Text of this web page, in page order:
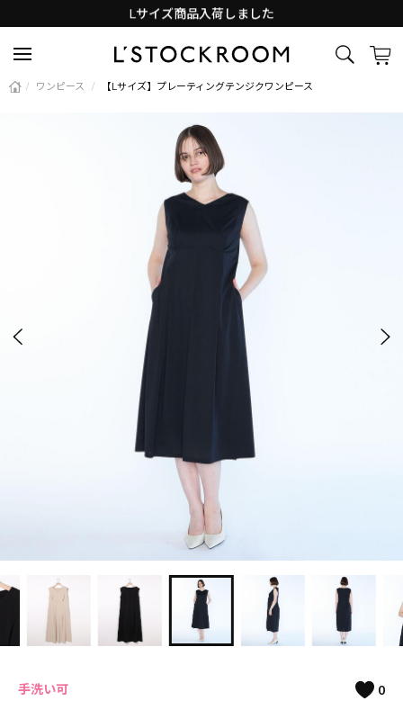
Lサイズ商品入荷しました
/ ワンピース / 【Lサイズ】プレーティングテンジクワンピース
手洗い可 0